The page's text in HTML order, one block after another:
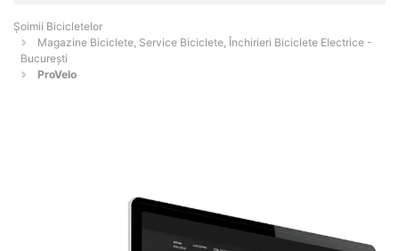
Șoimii Bicicletelor
Magazine Biciclete, Service Biciclete, Închirieri Biciclete Electrice -
Bucureşti
ProVelo